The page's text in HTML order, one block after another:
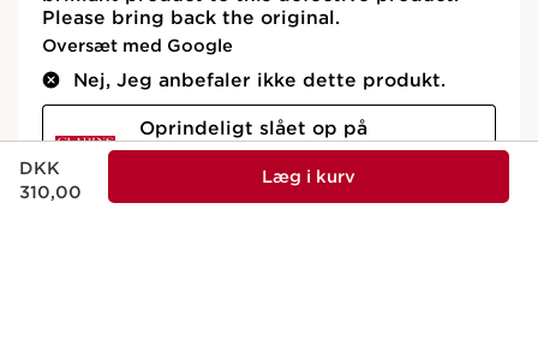
DKK
310,00
Læg i kurv